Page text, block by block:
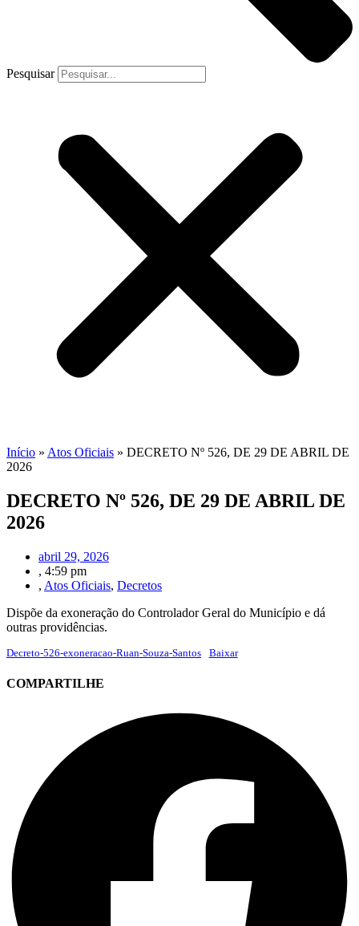
Pesquisar
Início » Atos Oficiais » DECRETO Nº 526, DE 29 DE ABRIL DE
2026
DECRETO Nº 526, DE 29 DE ABRIL DE
2026
abril 29, 2026
, 4:59 pm
, Atos Oficiais, Decretos
Dispõe da exoneração do Controlador Geral do Município e dá
outras providências.
Decreto-526-exoneracao-Ruan-Souza-Santos Baixar
COMPARTILHE